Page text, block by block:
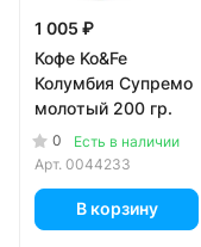
1 005 ₽
Кофе Ko&Fe
Колумбия Супремо
молотый 200 гр.
0
Есть в наличии
Арт. 0044233
В корзину